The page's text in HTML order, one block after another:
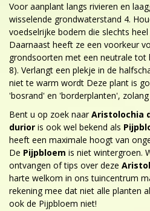
Voor aanplant langs rivieren en
wisselende grondwaterstand 4.
voedselrijke bodem die slechts
Daarnaast heeft ze een voorkeur
grondsoorten met een neutrale tot
8). Verlangt een plekje in de
niet te warm wordt Deze plant is
'bosrand' en 'borderplanten',
Bent u op zoek naarAristolochia
durior is ook wel bekend als
heeft een maximale hoogt van
De Pijpbloem is niet wintergroen.
ontvangen of tips over deze
harte welkom in ons tuincentrum
rekening mee dat niet alle planten
ook de Pijpbloem niet!